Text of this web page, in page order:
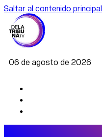
Saltar al contenido principal
06 de agosto de 2026